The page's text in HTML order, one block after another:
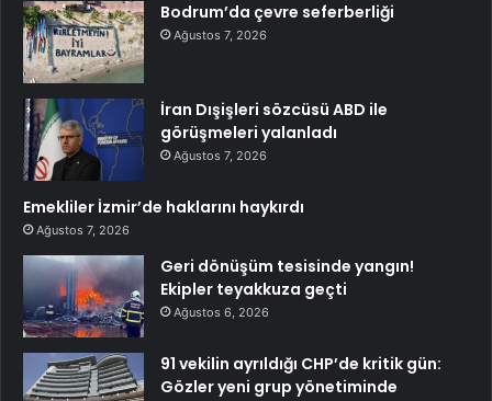
Bodrum’da çevre seferberliği
Ağustos 7, 2026
İran Dışişleri sözcüsü ABD ile
görüşmeleri yalanladı
Ağustos 7, 2026
Emekliler İzmir’de haklarını haykırdı
Ağustos 7, 2026
Geri dönüşüm tesisinde yangın!
Ekipler teyakkuza geçti
Ağustos 6, 2026
91 vekilin ayrıldığı CHP’de kritik gün:
Gözler yeni grup yönetiminde